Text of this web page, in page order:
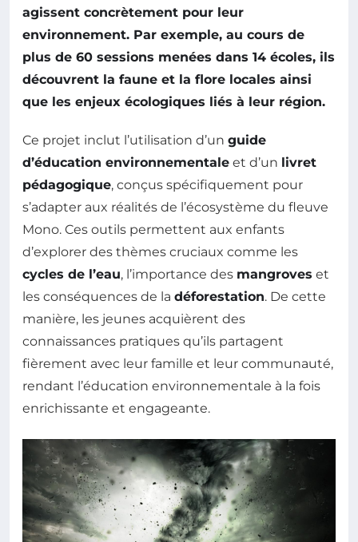
agissent concrètement pour leur
environnement. Par exemple, au cours de
plus de 60 sessions menées dans 14 écoles, ils
découvrent la faune et la flore locales ainsi
que les enjeux écologiques liés à leur région.
Ce projet inclut l’utilisation d’un guide
d’éducation environnementale et d’un livret
pédagogique, conçus spécifiquement pour
s’adapter aux réalités de l’écosystème du fleuve
Mono. Ces outils permettent aux enfants
d’explorer des thèmes cruciaux comme les
cycles de l’eau, l’importance des mangroves et
les conséquences de la déforestation. De cette
manière, les jeunes acquièrent des
connaissances pratiques qu’ils partagent
fièrement avec leur famille et leur communauté,
rendant l’éducation environnementale à la fois
enrichissante et engageante.